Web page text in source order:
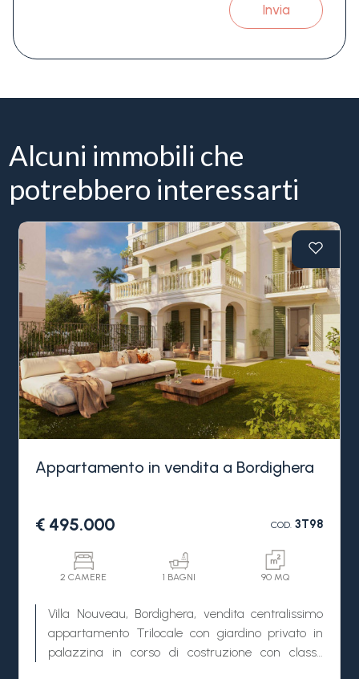
Invia
Alcuni immobili che
potrebbero interessarti
Appartamento in vendita a Bordighera
€ 495.000 COD. 3T98
2 CAMERE 1 BAGNI 90 MQ
Villa Nouveau, Bordighera, vendita centralissimo
appartamento Trilocale con giardino privato in
palazzina in corso di costruzione con classe